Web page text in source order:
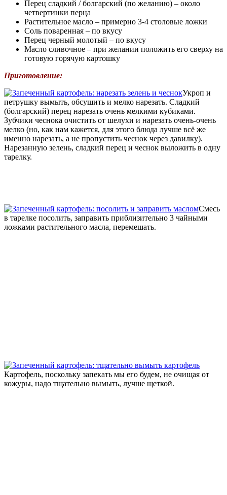
Перец сладкий / болгарский (по желанию) – около
четвертинки перца
Растительное масло – примерно 3-4 столовые ложки
Соль поваренная – по вкусу
Перец черный молотый – по вкусу
Масло сливочное – при желании положить его сверху на
готовую горячую картошку
Приготовление:
Укроп и
петрушку вымыть, обсушить и мелко нарезать. Сладкий
(болгарский) перец нарезать очень мелкими кубиками.
Зубчики чеснока очистить от шелухи и нарезать очень-очень
мелко (но, как нам кажется, для этого блюда лучше всё же
именно нарезать, а не пропустить чеснок через давилку).
Нарезанную зелень, сладкий перец и чеснок выложить в одну
тарелку.
Смесь
в тарелке посолить, заправить приблизительно 3 чайными
ложками растительного масла, перемешать.
Картофель, поскольку запекать мы его будем, не очищая от
кожуры, надо тщательно вымыть, лучше щеткой.